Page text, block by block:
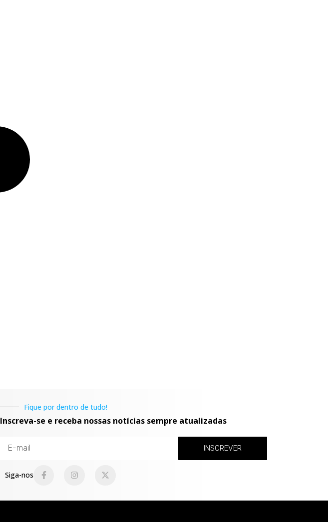
Fique por dentro de tudo!
Inscreva-se e receba nossas notícias sempre atualizadas
INSCREVER
Siga-nos